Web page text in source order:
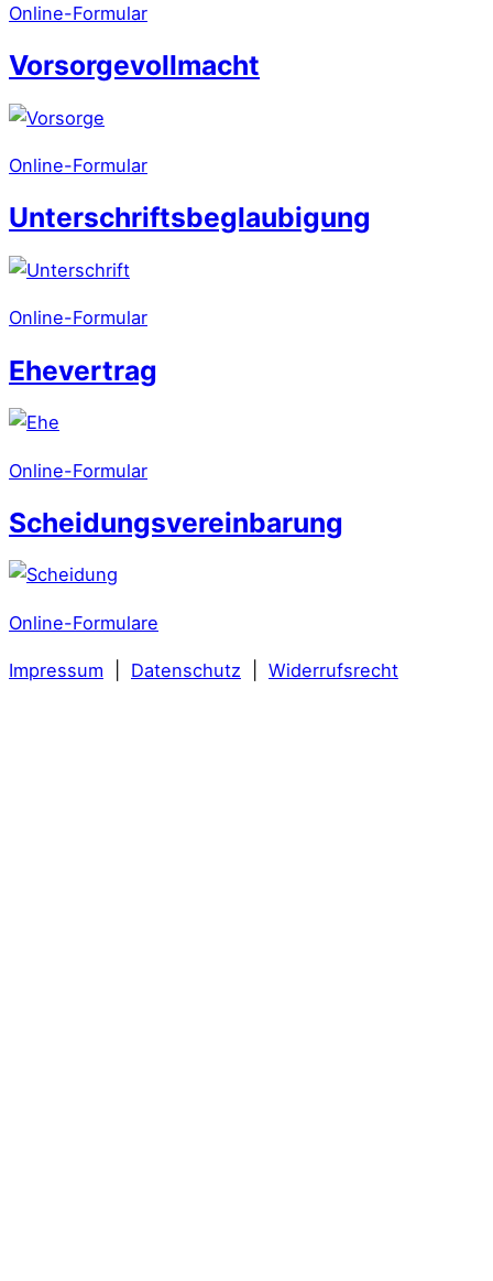
Online-Formular
Vorsorgevollmacht
Online-Formular
Unterschriftsbeglaubigung
Online-Formular
Ehevertrag
Online-Formular
Scheidungsvereinbarung
Online-Formulare
Impressum Datenschutz Widerrufsrecht